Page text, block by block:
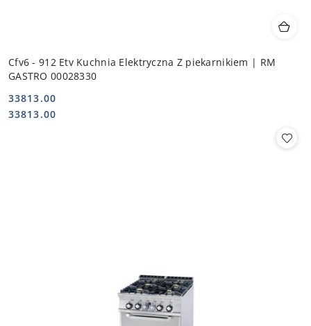
Cfv6 - 912 Etv Kuchnia Elektryczna Z piekarnikiem | RM
GASTRO 00028330
Cena:
33813.00
Cena:
33813.00